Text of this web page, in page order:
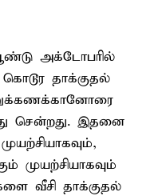
அக்டோபரில்
தாக்குதல்
சென்றது. இதனை
முயற்சியாகவும்
வீசி தாக்குதல்